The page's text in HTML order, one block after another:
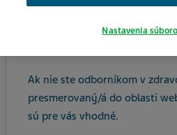
Klepnutím na príslušné
Ak nie ste odborníkom v
presmerovaný/á do oblasti
sú pre vás vhodné.
Tlačiť / Uložiť ako PDF
Nastavenia